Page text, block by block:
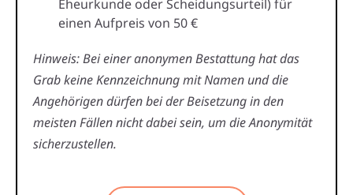
Eheurkunde oder Scheidungsurteil) für
einen Aufpreis von 50 €
Hinweis: Bei einer anonymen Bestattung hat das
Grab keine Kennzeichnung mit Namen und die
Angehörigen dürfen bei der Beisetzung in den
meisten Fällen nicht dabei sein, um die Anonymität
sicherzustellen.